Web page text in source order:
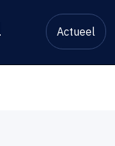
Actueel